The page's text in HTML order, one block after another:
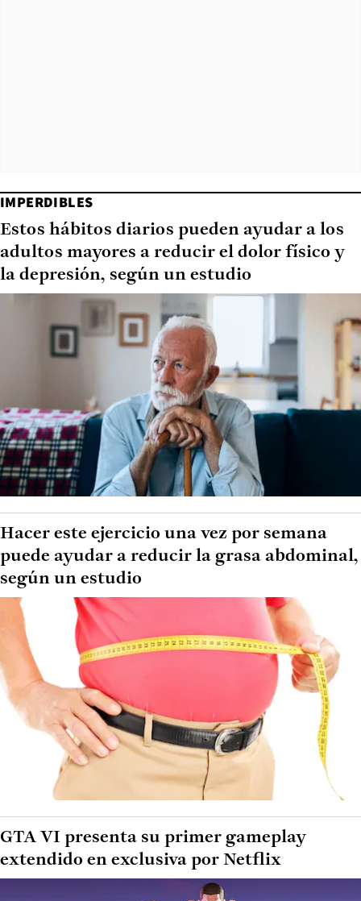
IMPERDIBLES
Estos hábitos diarios pueden ayudar a los
adultos mayores a reducir el dolor físico y
la depresión, según un estudio
Hacer este ejercicio una vez por semana
puede ayudar a reducir la grasa abdominal,
según un estudio
GTA VI presenta su primer gameplay
extendido en exclusiva por Netflix